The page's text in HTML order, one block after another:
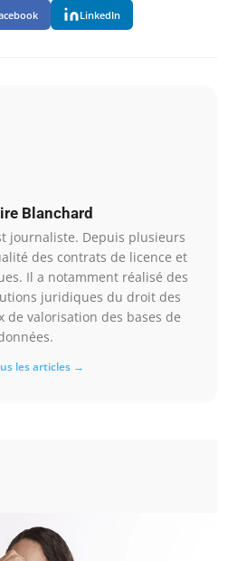
LinkedIn
Blanchard
journaliste. Depuis plusieurs
des contrats de licence et
Il a notamment réalisé des
juridiques du droit des
de valorisation des bases de
les articles →